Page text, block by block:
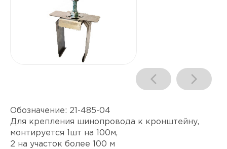
Обозначение: 21-485-04
Для крепления шинопровода к кронштейну,
монтируется 1шт на 100м,
2 на участок более 100 м